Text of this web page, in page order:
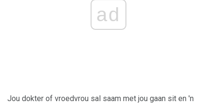
ad
Jou dokter of vroedvrou sal saam met jou gaan sit en 'n